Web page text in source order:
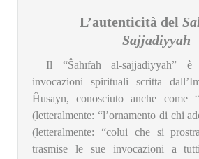
L’autenticità del
Sajjadiyyah
Il “Ŝahīfah al-sajjādiyyah” è
invocazioni spirituali scritta
Ĥusayn, conosciuto anche come
(letteralmente: “l’ornamento di chi
(letteralmente: “colui che si
trasmise le sue invocazioni a